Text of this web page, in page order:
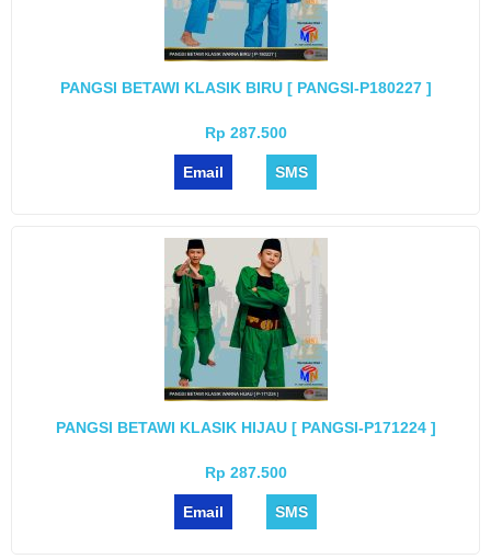
PANGSI BETAWI KLASIK BIRU [ PANGSI-P180227 ]
Rp 287.500
Email SMS
PANGSI BETAWI KLASIK HIJAU [ PANGSI-P171224 ]
Rp 287.500
Email SMS